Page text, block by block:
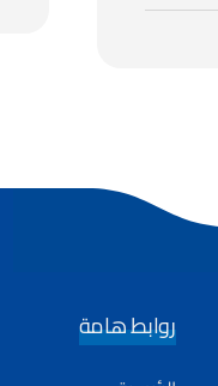
روابط هامة